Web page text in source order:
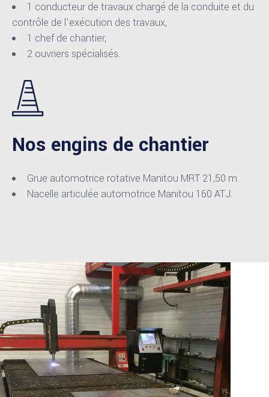
1 conducteur de travaux chargé de la conduite et du
contrôle de l’exécution des travaux,
1 chef de chantier,
2 ouvriers spécialisés.
Nos engins de chantier
Grue automotrice rotative Manitou MRT 21,50 m.
Nacelle articulée automotrice Manitou 160 ATJ.